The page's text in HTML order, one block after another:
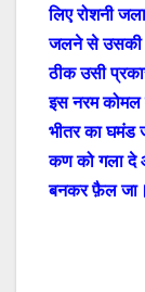
लिए रोशनी
जलने से उसकी
ठीक उसी
इस नरम कोमल
भीतर का घमंड
कण को गला दे
बनकर फ़ैल